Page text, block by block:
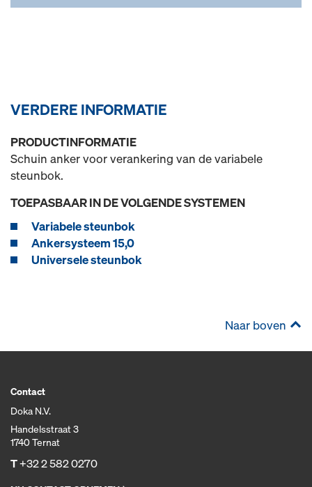
VERDERE INFORMATIE
PRODUCTINFORMATIE
Schuin anker voor verankering van de variabele
steunbok.
TOEPASBAAR IN DE VOLGENDE SYSTEMEN
Variabele steunbok
Ankersysteem 15,0
Universele steunbok
Naar boven
Contact
Doka N.V.
Handelsstraat 3
1740 Ternat
T+32 2 582 0270